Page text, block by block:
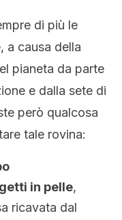
di più le
a causa della
pianeta da parte
e dalla sete di
però qualcosa
tale rovina:
in pelle,
ricavata dal